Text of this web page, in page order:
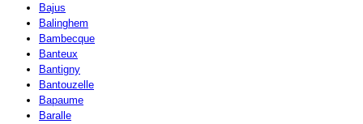
Bajus
Balinghem
Bambecque
Banteux
Bantigny
Bantouzelle
Bapaume
Baralle